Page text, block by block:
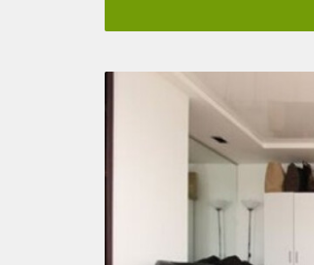
Borg: 1 maand
Gedeelde Douche: Nee
Gedeelde woonkamer: Nee
Huisgenoten: Nee
Geslacht huisgenoten: N.v.t.